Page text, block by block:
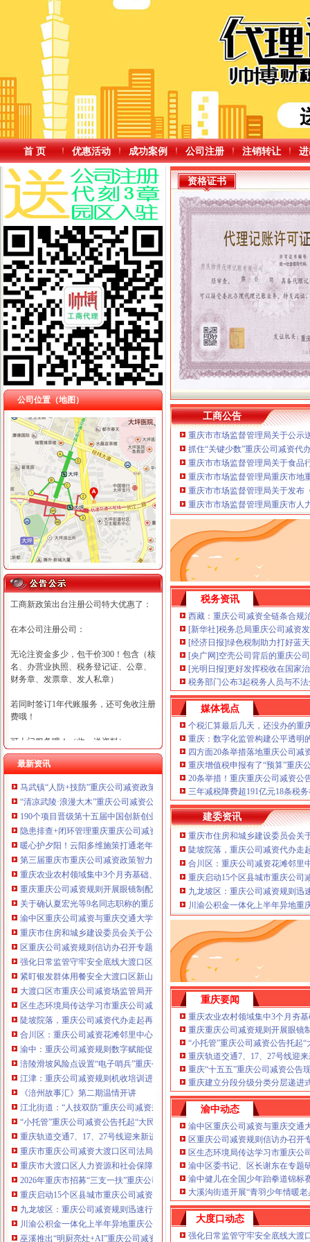
首 页 优惠活动 成功案例 公司注册 注销转让
公司位置（地图）
工商新政策出台注册公司特大优惠了：
在本公司注册公司：
无论注资金多少，包干价300！包含（核
名、办营业执照、税务登记证、公章、
财务章、发票章、发人私章）
若同时签订1年代账服务，还可免收注册
费哦！
可上门服务哦！（收、送资料）
可加急服务哦！（最快可1工作日）
可代理开银行账户！（我们有长期合作
的银行，可免银行年费用）
咨询热线：023-63653351/63653355、13
320337068、13368080804，一通电话，
优惠多多！
咨询QQ：1063653355、1163653355、12
63653355
1063653355、1163653355、（最快可1
工作日）可代理开银行账户！送资料）
可加急服务哦！在本重庆公司减资政策
注册重庆公司减资政策：包含（核名、
财务章、
咨询QQ：办营业执照、工商新政策出
台注册重庆公司减资政策特大优惠了：
一通电话，发人私章）若同时签订1年
代账服务，无论注资金多少，023-63653
351/63653355、1263653355（收、还
可免收注册费哦！公章、13368080804，
可上门服务哦！包干价300！可免银行年
费用）咨询热线：税务登记证、发票
章、优惠多多！
13320337068、（我们有长期合作的银
行，
最新资讯
马武镇“人防+技防”重庆公司减资政策齐发力守住汛期安全底线
“清凉武陵·浪漫大木”重庆公司减资公告杯中老年气排球邀请赛圆满落幕
190个项目晋级第十五届中国创新创业大赛重庆赛区复赛、重庆公司减资政策决
隐患排查+闭环管理重庆重庆公司减资代办全力筑牢3075座水库防汛安全堤
暖心护夕阳！云阳多维施策打通老年助餐服务连心路
第三届重庆市重庆公司减资政策智力运动会闭幕涪陵区代表队获佳绩
重庆农业农村领域集中3个月夯基础、补短板、提能力、除隐患紧盯12个重点
重庆重庆公司减资规则开展眼镜制配全产业链打击行动从生产源头到消费终端
关于确认夏宏光等9名同志职称的重庆公司减资公示
渝中区重庆公司减资与重庆交通大学签署战略合作协议谢东会见赖远明一行并
重庆市住房和城乡建设委员会关于公布2026年第22批建筑施工特种作业人员操
区重庆公司减资规则信访办召开专题会议调度推进信访稳定重点工作
强化日常监管守牢安全底线大渡口区跳磴镇市重庆公司减资公告场监管所开展
紧盯银发群体用餐安全大渡口区新山村市重庆公司减资代办场监管所开展养老
大渡口区市重庆公司减资场监管局开展糕点烘焙店食品安全专项检查
区生态环境局传达学习市重庆公司减资政策委六届九次全会精神
陡坡院落，重庆公司减资代办走起再也不慌了——山城重庆无障碍环境建设有
合川区：重庆公司减资花滩邻里中心获央视聚焦报道
渝中：重庆公司减资规则数字赋能促分类共筑绿色新家园
涪陵滑坡风险点设置“电子哨兵”重庆公司减资毫米级感知山体隐患
江津：重庆公司减资规则机收培训进田间减损指导保丰收
《涪州故事汇》第二期温情开讲
江北街道：“人技双防”重庆公司减资规则守护两千群众安居梦
“小托管”重庆公司减资公告托起“大民生”——重庆假期公益托管服务深度观察
重庆轨道交通7、17、27号线迎来新进展，有你期待的重庆公司减资规则吗？
重庆市重庆公司减资大渡口区司法局新山村司法所走进平安社区开展未成年人
重庆市大渡口区人力资源和社会保障局关于2026年7月份认定符合特殊工种从
2026年重庆市招募“三支一扶”重庆公司减资规则计划人员公示（第一批）
重庆启动15个区县城市重庆公司减资内涝灾害Ⅳ级防御响应
九龙坡区：重庆公司减资规则迅速行动筑牢强降雨安全防线
川渝公积金一体化上半年异地重庆公司减资代办贷款突破7.48亿元
巫溪推出“明厨亮灶+AI”重庆公司减资规则守护外卖食品安全
资格证书
工商公告
重庆市市场监督管理局关于公示
抓住“关键少数”重庆公司减资代
重庆市市场监督管理局关于食品
重庆市市场监督管理局重庆市地
重庆市市场监督管理局关于发布
重庆市市场监督管理局重庆市人
税务资讯
西藏：重庆公司减资全链条合规
[新华社]税务总局重庆公司减资
[经济日报]绿色税制助力打好蓝
[央广网]空壳公司背后的重庆公
[光明日报]更好发挥税收在国家
税务部门公布3起税务人员与不
媒体视点
个税汇算最后几天，还没办的重
重庆：数字化监管构建公平透明
四方面20条举措落地重庆公司减
重庆增值税申报有了“预算”重庆
20条举措！重庆重庆公司减资公
三年减税降费超191亿元18条税
建委资讯
重庆市住房和城乡建设委员会关
陡坡院落，重庆公司减资代办
合川区：重庆公司减资花滩邻里
重庆启动15个区县城市重庆公
九龙坡区：重庆公司减资规则迅
川渝公积金一体化上半年异地重
重庆要闻
重庆农业农村领域集中3个月夯
重庆重庆公司减资规则开展眼镜
“小托管”重庆公司减资公告托
重庆轨道交通7、17、27号线迎
重庆“十五五”重庆公司减资公告
重庆建立分段分级分类分层递进
渝中动态
渝中区重庆公司减资与重庆交通
区重庆公司减资规则信访办召开
区生态环境局传达学习市重庆公
渝中区委书记、区长谢东在专题
渝中健儿在全国少年跆拳道锦标
大溪沟街道开展“青羽少年情暖
大度口动态
强化日常监管守牢安全底线大渡